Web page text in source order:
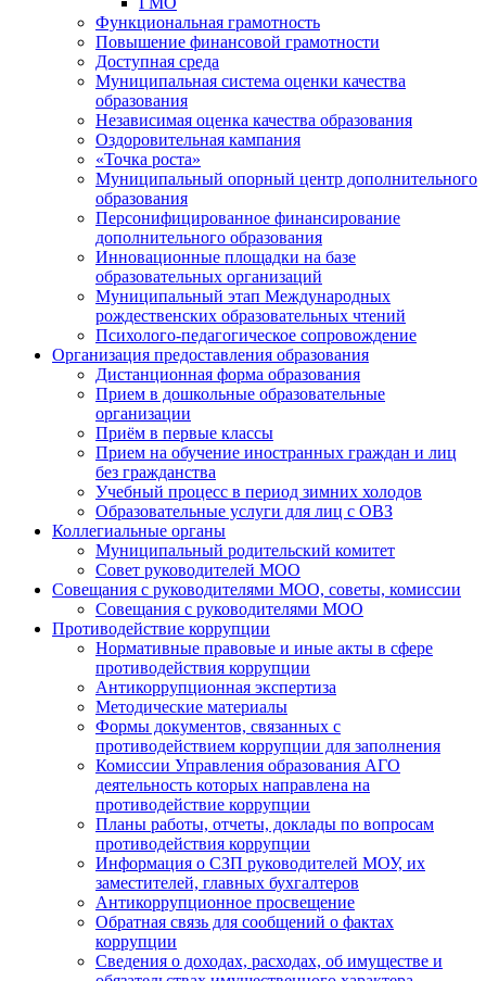
Функциональная грамотность
Повышение финансовой грамотности
Доступная среда
Муниципальная система оценки качества
образования
Независимая оценка качества образования
Оздоровительная кампания
«Точка роста»
Муниципальный опорный центр дополнительного
образования
Персонифицированное финансирование
дополнительного образования
Инновационные площадки на базе
образовательных организаций
Муниципальный этап Международных
рождественских образовательных чтений
Психолого-педагогическое сопровождение
Организация предоставления образования
Дистанционная форма образования
Прием в дошкольные образовательные
организации
Приём в первые классы
Прием на обучение иностранных граждан и лиц
без гражданства
Учебный процесс в период зимних холодов
Образовательные услуги для лиц с ОВЗ
Коллегиальные органы
Муниципальный родительский комитет
Совет руководителей МОО
Совещания с руководителями МОО, советы, комиссии
Совещания с руководителями МОО
Противодействие коррупции
Нормативные правовые и иные акты в сфере
противодействия коррупции
Антикоррупционная экспертиза
Методические материалы
Формы документов, связанных с
противодействием коррупции для заполнения
Комиссии Управления образования АГО
деятельность которых направлена на
противодействие коррупции
Планы работы, отчеты, доклады по вопросам
противодействия коррупции
Информация о СЗП руководителей МОУ, их
заместителей, главных бухгалтеров
Антикоррупционное просвещение
Обратная связь для сообщений о фактах
коррупции
Сведения о доходах, расходах, об имуществе и